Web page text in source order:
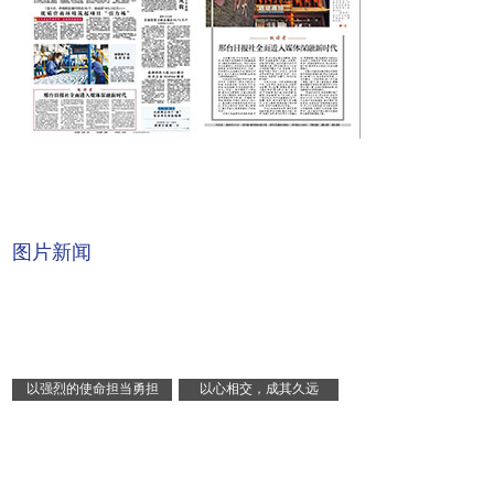
图片新闻
以强烈的使命担当勇担
以心相交，成其久远